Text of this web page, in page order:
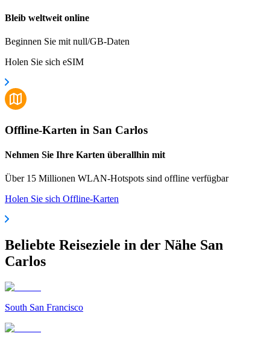
Bleib weltweit online
Beginnen Sie mit null/GB-Daten
Holen Sie sich eSIM
Offline-Karten in San Carlos
Nehmen Sie Ihre Karten überallhin mit
Über 15 Millionen WLAN-Hotspots sind offline verfügbar
Holen Sie sich Offline-Karten
Beliebte Reiseziele in der Nähe San
Carlos
South San Francisco